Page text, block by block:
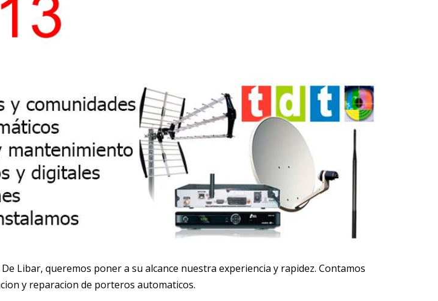
Libar, queremos poner a su alcance nuestra experiencia y rapidez. Contamos
y reparacion de porteros automaticos.